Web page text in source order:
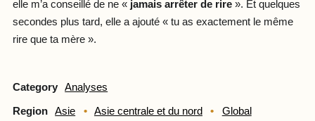
elle m’a conseillé de ne «jamais arrêter de rire ». Et quelques
secondes plus tard, elle a ajouté « tu as exactement le même
rire que ta mère ».
Category Analyses
Region Asie Asie centrale et du nord Global